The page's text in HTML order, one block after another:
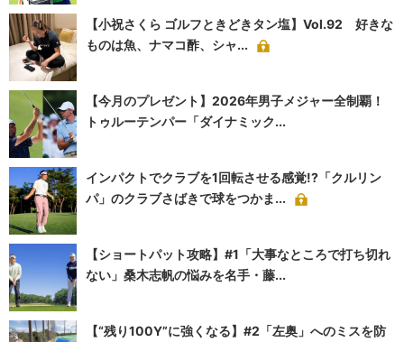
【小祝さくら ゴルフときどきタン塩】Vol.92 好きな
ものは魚、ナマコ酢、シャ...
【今月のプレゼント】2026年男子メジャー全制覇！
トゥルーテンパー「ダイナミック...
インパクトでクラブを1回転させる感覚!?「クルリン
パ」のクラブさばきで球をつかま...
【ショートパット攻略】#1「大事なところで打ち切れ
ない」桑木志帆の悩みを名手・藤...
【“残り100Y”に強くなる】#2「左奥」へのミスを防